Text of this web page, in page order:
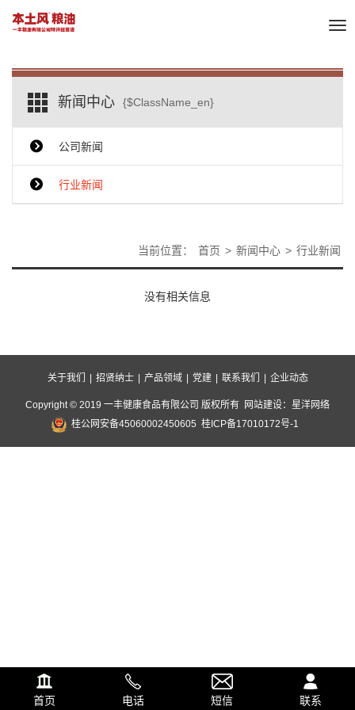
新闻中心 {$ClassName_en}
公司新闻
行业新闻
当前位置： 首页 > 新闻中心 > 行业新闻
没有相关信息
关于我们 招贤纳士 产品领域 党建 联系我们 企业动态
Copyright © 2019 一丰健康食品有限公司 版权所有 网站建设： 星洋网络
桂公网安备45060002450605 桂ICP备17010172号-1
首页 电话 短信 联系